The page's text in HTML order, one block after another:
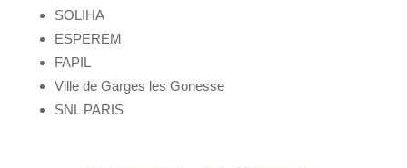
SOLIHA
ESPEREM
FAPIL
Ville de Garges les Gonesse
SNL PARIS